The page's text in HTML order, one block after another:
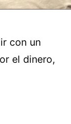
con un
el dinero,